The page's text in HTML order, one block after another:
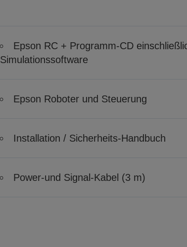
Epson RC + Programm-CD
Simulationssoftware
Epson Roboter und Steuerung
Installation / Sicherheits-Handbuch
Power-und Signal-Kabel (3 m)